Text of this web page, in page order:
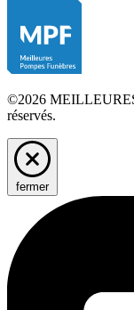
©2026
réservés.
fermer